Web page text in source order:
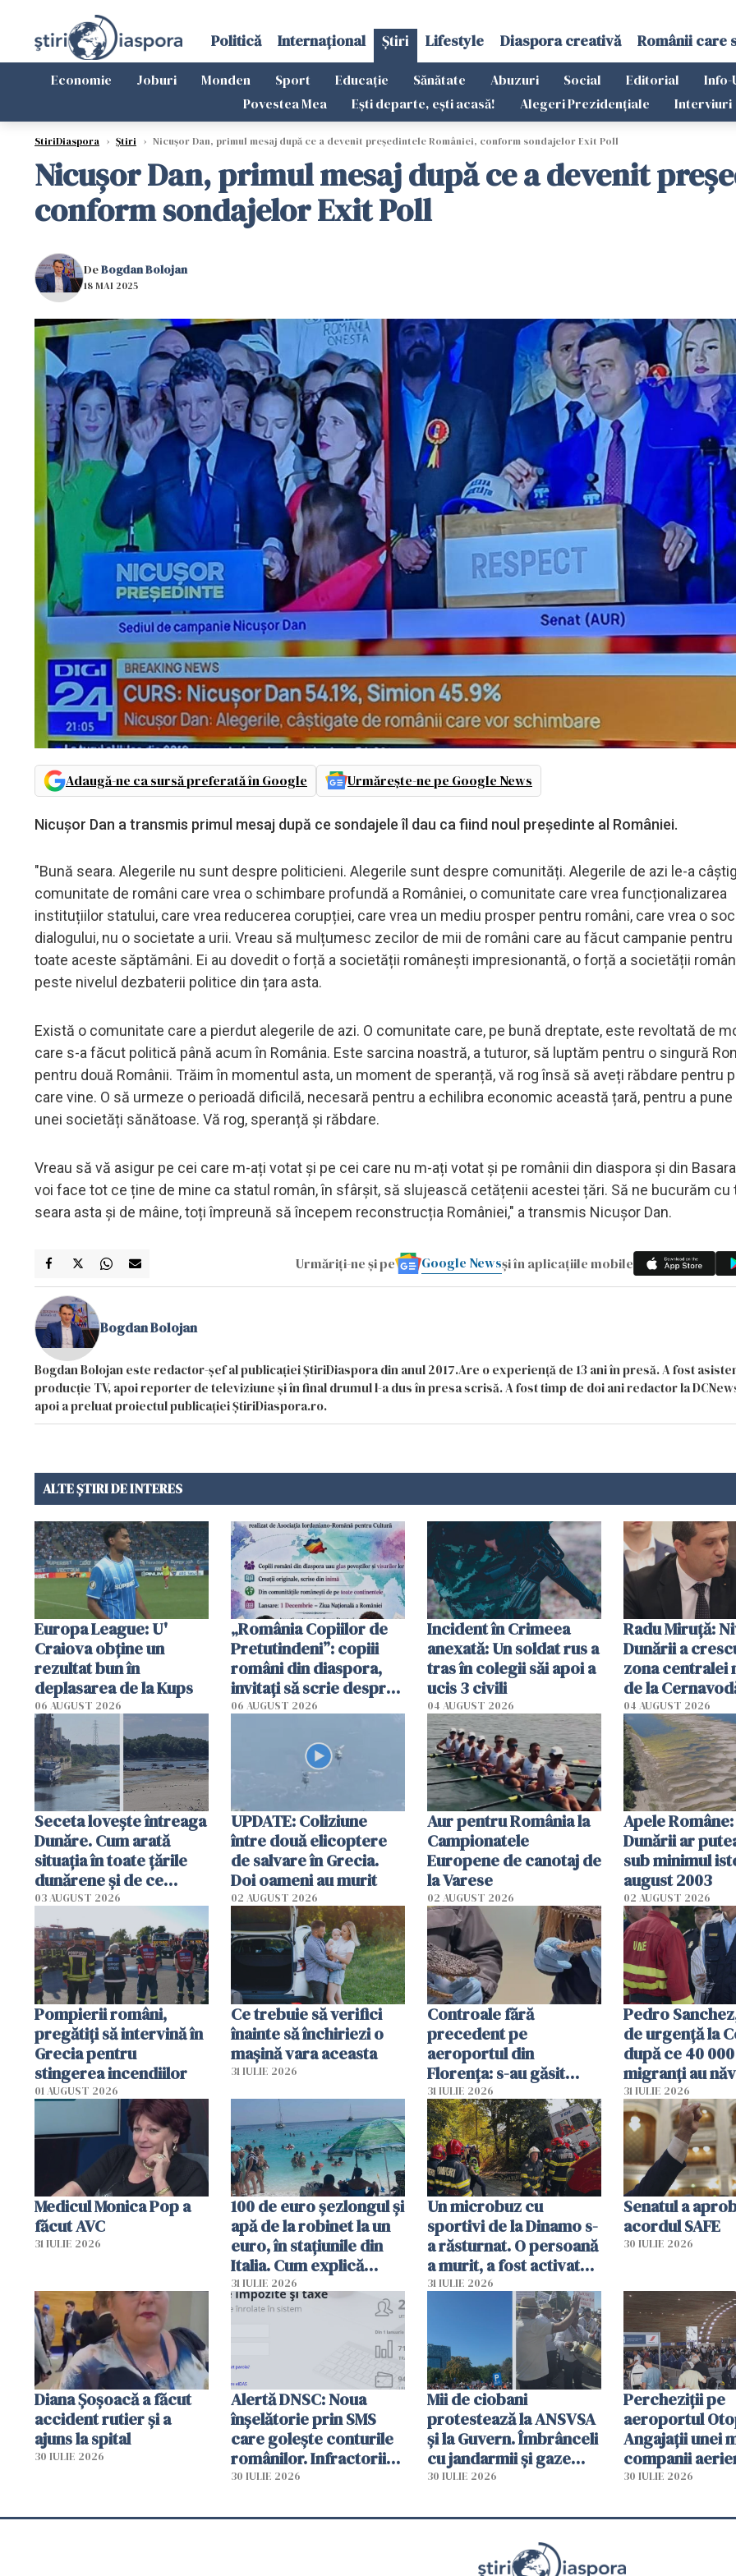
Politică Internațional Știri Lifestyle Diaspora creativă Românii care
Economie Joburi Monden Sport Educație Sănătate Abuzuri Social Editorial Info-
Povestea Mea
Ești departe, ești acasă! Alegeri Prezidențiale Interviuri
StiriDiaspora › Știri › Nicușor Dan, primul mesaj după ce a devenit președintele României, conform sondajelor Exit Poll
Nicușor Dan, primul mesaj după ce a devenit
conform sondajelor Exit Poll
DeBogdan Bolojan
18 MAI 2025
Adaugă-ne ca sursă preferată în Google Urmărește-ne pe Google News
Nicușor Dan a transmis primul mesaj după ce sondajele îl dau ca fiind noul președinte al României.
"Bună seara. Alegerile nu sunt despre politicieni. Alegerile sunt despre comunități. Alegerile de azi le-a
comunitate de români care vrea o schimbare profundă a României, o comunitate care vrea funcționalizarea
instituțiilor statului, care vrea reducerea corupției, care vrea un mediu prosper pentru români, care vrea o
dialogului, nu o societate a urii. Vreau să mulțumesc zecilor de mii de români care au făcut campanie pentru
toate aceste săptămâni. Ei au dovedit o forță a societății românești impresionantă, o forță a societății
peste nivelul dezbaterii politice din țara asta.
Există o comunitate care a pierdut alegerile de azi. O comunitate care, pe bună dreptate, este revoltată de
care s-a făcut politică până acum în România. Este sarcina noastră, a tuturor, să luptăm pentru o singură
pentru două Românii. Trăim în momentul asta, un moment de speranță, vă rog însă să aveți răbdare pentru
care vine. O să urmeze o perioadă dificilă, necesară pentru a echilibra economic această țară, pentru a pune
unei societăți sănătoase. Vă rog, speranță și răbdare.
Vreau să vă asigur pe cei care m-ați votat și pe cei care nu m-ați votat și pe românii din diaspora și din
voi face tot ce ține de mine ca statul român, în sfârșit, să slujească cetățenii acestei țări. Să ne bucurăm cu
seara asta și de mâine, toți împreună să începem reconstrucția României," a transmis Nicușor Dan.
Urmăriți-ne și pe Google Newsși în aplicațiile mobile
Bogdan Bolojan
Bogdan Bolojan este redactor-șef al publicației ȘtiriDiaspora din anul 2017.Are o experiență de 13 ani în presă. A fost
producție TV, apoi reporter de televiziune și în final drumul l-a dus în presa scrisă. A fost timp de doi ani redactor la
apoi a preluat proiectul publicației ȘtiriDiaspora.ro.
ALTE ȘTIRI DE INTERES
Europa League: U'
Craiova obține un
rezultat bun în
deplasarea de la Kups
06 AUGUST 2026
„România Copiilor de
Pretutindeni”: copiii
români din diaspora,
invitați să scrie despre
România într-un volum
06 AUGUST 2026
Incident în Crimeea
anexată: Un soldat rus a
tras în colegii săi apoi a
ucis 3 civili
04 AUGUST 2026
Radu Miruţă:
Dunării a
zona centralei
de la
cm faţă de
04 AUGUST 2026
Seceta lovește întreaga
Dunăre. Cum arată
situația în toate țările
dunărene și de ce
România resimte
efectele, deși a plouat
în iulie
03 AUGUST 2026
UPDATE: Coliziune
între două elicoptere
de salvare în Grecia.
Doi oameni au murit
02 AUGUST 2026
Aur pentru România la
Campionatele
Europene de canotaj de
la Varese
02 AUGUST 2026
Apele
Dunării ar
sub minimul
august 2003
02 AUGUST 2026
Pompierii români,
pregătiţi să intervină în
Grecia pentru
stingerea incendiilor
01 AUGUST 2026
Ce trebuie să verifici
înainte să închiriezi o
mașină vara aceasta
31 IULIE 2026
Controale fără
precedent pe
aeroportul din
Florența: s-au găsit
capete de aligator și o
sumă imensă de bani
31 IULIE 2026
Pedro
de urgență la
după ce 40
migranți au
teritoriul
mobiliza toate
resursele"
31 IULIE 2026
Medicul Monica Pop a
făcut AVC
31 IULIE 2026
100 de euro șezlongul și
apă de la robinet la un
euro, în stațiunile din
Italia. Cum explică
autoritățile
31 IULIE 2026
Un microbuz cu
sportivi de la Dinamo s-
a răsturnat. O persoană
a murit, a fost activat
planul roșu de
31 IULIE 2026
Senatul a
acordul SAFE
30 IULIE 2026
Diana Șoșoacă a făcut
accident rutier și a
ajuns la spital
30 IULIE 2026
Alertă DNSC: Noua
înșelătorie prin SMS
care golește conturile
românilor. Infractorii
folosesc numele
Române
30 IULIE 2026
Mii de ciobani
protestează la ANSVSA
și la Guvern. Îmbrânceli
cu jandarmii și gaze
lacrimogene
30 IULIE 2026
Percheziții pe
aeroportul
Angajații unei
companii
parfumuri,
vânzării
30 IULIE 2026